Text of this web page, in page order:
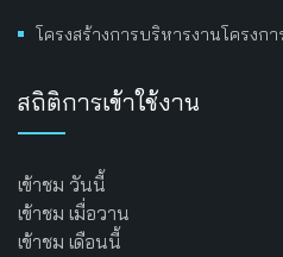
โครงสร้างการบริหารงานโครงกา
สถิติการเข้าใช้งาน
เข้าชม วันนี้
เข้าชม เมื่อวาน
เข้าชม เดือนนี้